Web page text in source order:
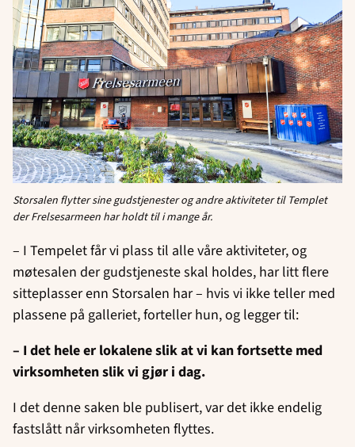
Storsalen flytter sine gudstjenester og andre aktiviteter til Templet
der Frelsesarmeen har holdt til i mange år.
– I Tempelet får vi plass til alle våre aktiviteter, og
møtesalen der gudstjeneste skal holdes, har litt flere
sitteplasser enn Storsalen har – hvis vi ikke teller med
plassene på galleriet, forteller hun, og legger til:
– I det hele er lokalene slik at vi kan fortsette med
virksomheten slik vi gjør i dag.
I det denne saken ble publisert, var det ikke endelig
fastslått når virksomheten flyttes.